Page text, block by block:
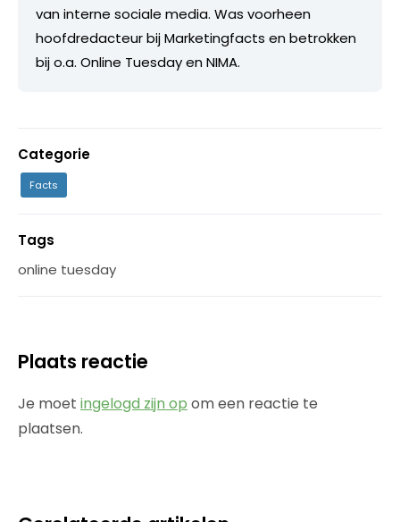
van interne sociale media. Was voorheen
hoofdredacteur bij Marketingfacts en betrokken
bij o.a. Online Tuesday en NIMA.
Categorie
Facts
Tags
online tuesday
Plaats reactie
Je moet ingelogd zijn op om een reactie te
plaatsen.